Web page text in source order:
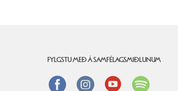
FYLGSTU MEÐ Á SAMFÉLAGSMIÐLUNUM
FacebookinstagramYoutube